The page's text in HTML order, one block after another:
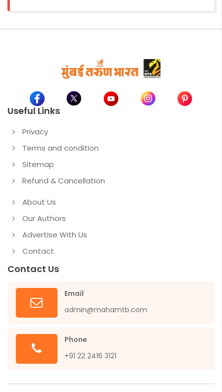
Useful Links
Privacy
Terms and condition
Sitemap
Refund & Cancellation
About Us
Our Authors
Advertise With Us
Contact
Contact Us
Email
admin@mahamtb.com
Phone
+91 22 2416 3121